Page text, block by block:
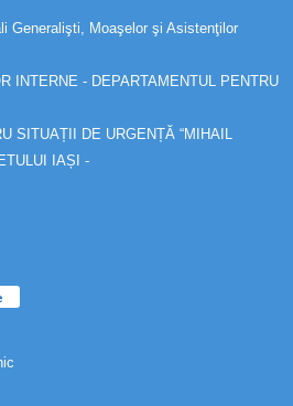
Generalişti, Moaşelor şi Asistenţilor
INTERNE - DEPARTAMENTUL PENTRU
SITUAȚII DE URGENȚĂ “MIHAIL
IAȘI -